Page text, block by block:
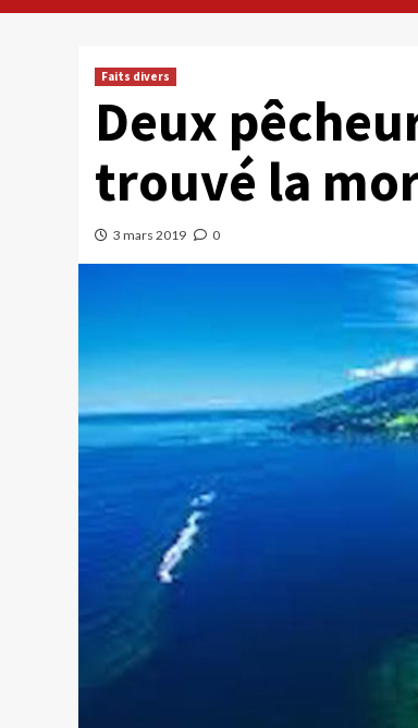
Faits divers
Deux
trouvé la
3 mars 2019 0